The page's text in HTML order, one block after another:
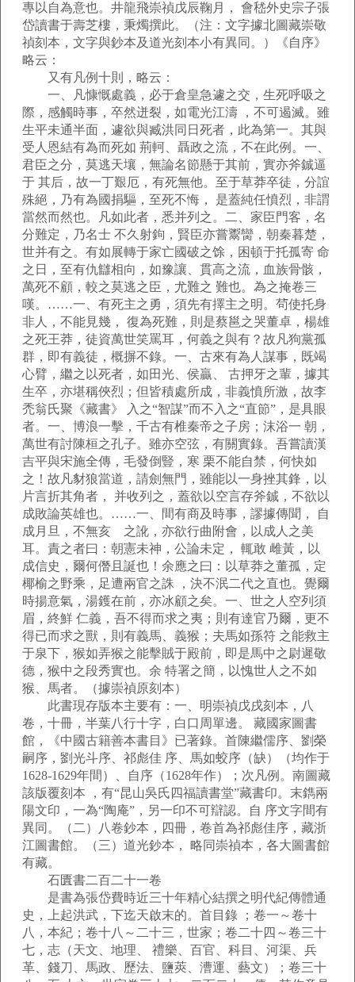
專以自為意也。井龍飛崇禎戊辰鞠月， 會嵇外史宗子張
岱讀書于壽芝樓，秉燭撰此。（注：文字據北圖藏崇敬
禎刻本，文字與鈔本及道光刻本小有異同。）《自序》
略云：
又有凡例十則，略云：
一、凡慷慨處義，必于倉皇急遽之交，生死呼吸之
際，感觸時事，卒然迸裂，如電光江濤 ，不可遏滅。雖
生平未通半面，遽欲與臧洪同日死者，此為第一。其與
受人恩結有為而死如 荊軻、聶政之流，不在此例。一、
君臣之分，莫逃天壤，無論名節懸于其前，實亦斧鋮逼
于 其后，故一丁艱厄，有死無他。至于草莽卒徒，分誼
殊絕，乃有為國捐驅，至死不悔， 是蓋純任憤烈，非謂
當然而然也。凡如此者，悉并列之。二、家臣門客，名
分難定，乃名士 不久射鉤，賢臣亦嘗鬻臠，朝秦暮楚，
世并有之。有如展轉于家亡國破之馀，困頓于托孤寄 命
之日，至有仇讎相向，如豫讓、貫高之流，血族骨骸，
萬死不顧，較之莫逃之臣，尤難之 難也。為之掩卷三
嘆。……一、有死主之勇，須先有擇主之明。茍使托身
非人，不能見幾， 復為死難，則是蔡邕之哭董卓，楊雄
之死王莽，徒資萬世笑罵耳，何義之與有？故凡狗黨孤
群，即有義徒，概摒不錄。一、古來有為人謀事，既竭
心臂，繼之以死者，如田光、侯贏、 古押牙之輩，據其
生卒，亦堪稱俠烈；但皆積處所成，非義憤所激，故李
禿翁氏聚《藏書》 入之“智謀”而不入之“直節”，是具眼
者。一、博浪一擊，千古有椎秦帝之子房；沫浴一 朝，
萬世有討陳桓之孔子。雖亦空弦，有關實錄。吾嘗讀漢
吉平與宋施全傳，毛發倒豎，寒 栗不能自禁，何快如
之！故凡豺狼當道，請劍無門，雖能以一身挫其鋒，以
片言折其角者， 并收列之，蓋欲以空言存斧鋮，不欲以
成敗論英雄也。……一、間有商及時事，謬據傳聞， 自
成月旦，不無亥 之訛，亦欲行曲附會，以成人之美
耳。責之者曰：朝憲未神，公論未定， 輒敢 雌黃，以
成信史，爾何僭且誕也！余應之曰：以草莽之董孤，定
椰榆之野乘，足遭兩官之誅 ，決不泯二代之直也。覺爾
時揚意氣，湯鑊在前，亦冰顧之矣。一、世之人空列須
眉，終鮮 仁義，吾不得而求之夷；則有達官乃爾，更不
得已而求之獸，則有義馬、義猴；夫馬如孫符 之能救主
于泉下，猴如弄猴之能擊賊于殿前，即是馬中之尉遲敬
德，猴中之段秀實也。余 特署之簡，以愧世人之不如
猴、馬者。（據崇禎原刻本）
此書現存版本主要有：一、明崇禎戊戌刻本，八
卷，十冊，半葉八行十字，白口周單邊。 藏國家圖書
館，《中國古籍善本書目》已著錄。首陳繼儒序、劉榮
嗣序，劉光斗序、祁彪佳 序、馬如蛟序（缺）（均作于
1628-1629年間）、自序（1628年作）；次凡例。南圖藏
該版覆刻本 ，有“昆山吳氏四福讀書堂”藏書印。末鐫兩
陽文印，一為“陶庵”，另一印不可辯認。自 序文字間有
異同。（二）八卷鈔本，四冊，卷首為祁彪佳序，藏浙
江圖書館。（三）道光鈔本， 略同崇禎本，各大圖書館
有藏。
石匱書二百二十一卷
是書為張岱費時近三十年精心結撰之明代紀傳體通
史，上起洪武，下迄天啟末的。首目錄 ；卷一～卷十
八，本紀；卷十八～二十三，世家；卷二十四～卷三十
七，志（天文、地理、 禮樂、百官、科目、河渠、兵
革、錢刀、馬政、歷法、鹽莢、漕運、藝文）；卷三十